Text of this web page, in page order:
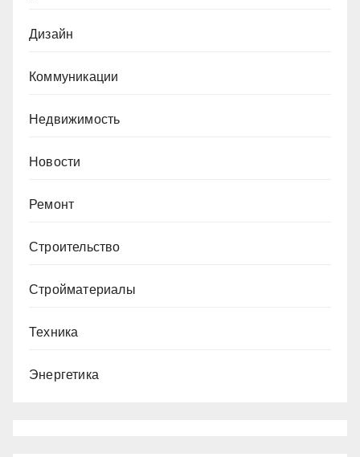
Дизайн
Коммуникации
Недвижимость
Новости
Ремонт
Строительство
Стройматериалы
Техника
Энергетика